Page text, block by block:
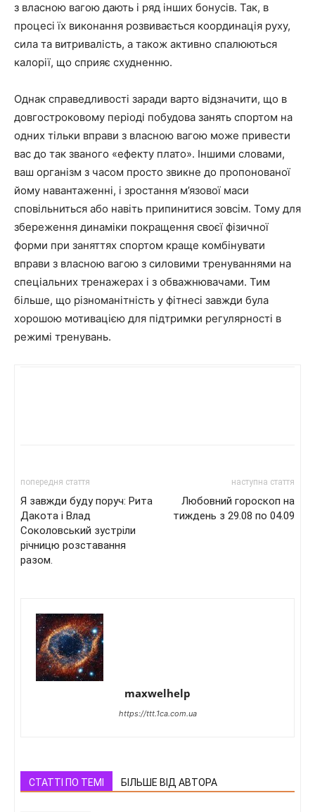
з власною вагою дають і ряд інших бонусів. Так, в
процесі їх виконання розвивається координація руху,
сила та витривалість, а також активно спалюються
калорії, що сприяє схудненню.
Однак справедливості заради варто відзначити, що в
довгостроковому періоді побудова занять спортом на
одних тільки вправи з власною вагою може привести
вас до так званого «ефекту плато». Іншими словами,
ваш організм з часом просто звикне до пропонованої
йому навантаженні, і зростання м’язової маси
сповільниться або навіть припинитися зовсім. Тому для
збереження динаміки покращення своєї фізичної
форми при заняттях спортом краще комбінувати
вправи з власною вагою з силовими тренуваннями на
спеціальних тренажерах і з обважнювачами. Тим
більше, що різноманітність у фітнесі завжди була
хорошою мотивацією для підтримки регулярності в
режимі тренувань.
попередня стаття
Я завжди буду поруч: Рита
Дакота і Влад
Соколовський зустріли
річницю розставання
разом.
наступна стаття
Любовний гороскоп на
тиждень з 29.08 по 04.09
maxwelhelp
https://ttt.1ca.com.ua
СТАТТІ ПО ТЕМІ БІЛЬШЕ ВІД АВТОРА